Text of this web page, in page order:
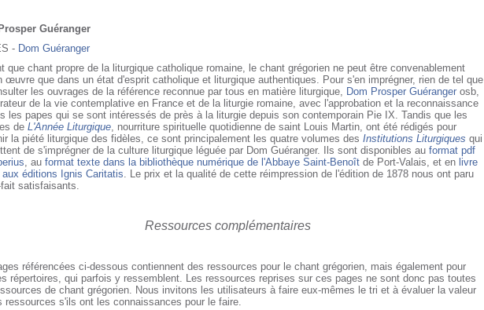
Guéranger
- Dom Guéranger
que chant propre de la liturgique catholique romaine, le chant grégorien ne peut être convenablement
œuvre que dans un état d'esprit catholique et liturgique authentiques. Pour s'en imprégner, rien de tel que
les ouvrages de la référence reconnue par tous en matière liturgique, Dom Prosper Guéranger osb,
de la vie contemplative en France et de la liturgie romaine, avec l'approbation et la reconnaissance
les papes qui se sont intéressés de près à la liturgie depuis son contemporain Pie IX. Tandis que les
de L'Année Liturgique , nourriture spirituelle quotidienne de saint Louis Martin, ont été rédigés pour
la piété liturgique des fidèles, ce sont principalement les quatre volumes des Institutions Liturgiques qui
de s'imprégner de la culture liturgique léguée par Dom Guéranger. Ils sont disponibles au format pdf
, au format texte dans la bibliothèque numérique de l'Abbaye Saint-Benoît de Port-Valais, et en livre
aux éditions Ignis Caritatis . Le prix et la qualité de cette réimpression de l'édition de 1878 nous ont paru
satisfaisants.
Ressources complémentaires
référencées ci-dessous contiennent des ressources pour le chant grégorien, mais également pour
répertoires, qui parfois y ressemblent. Les ressources reprises sur ces pages ne sont donc pas toutes
de chant grégorien. Nous invitons les utilisateurs à faire eux-mêmes le tri et à évaluer la valeur
ressources s'ils ont les connaissances pour le faire.